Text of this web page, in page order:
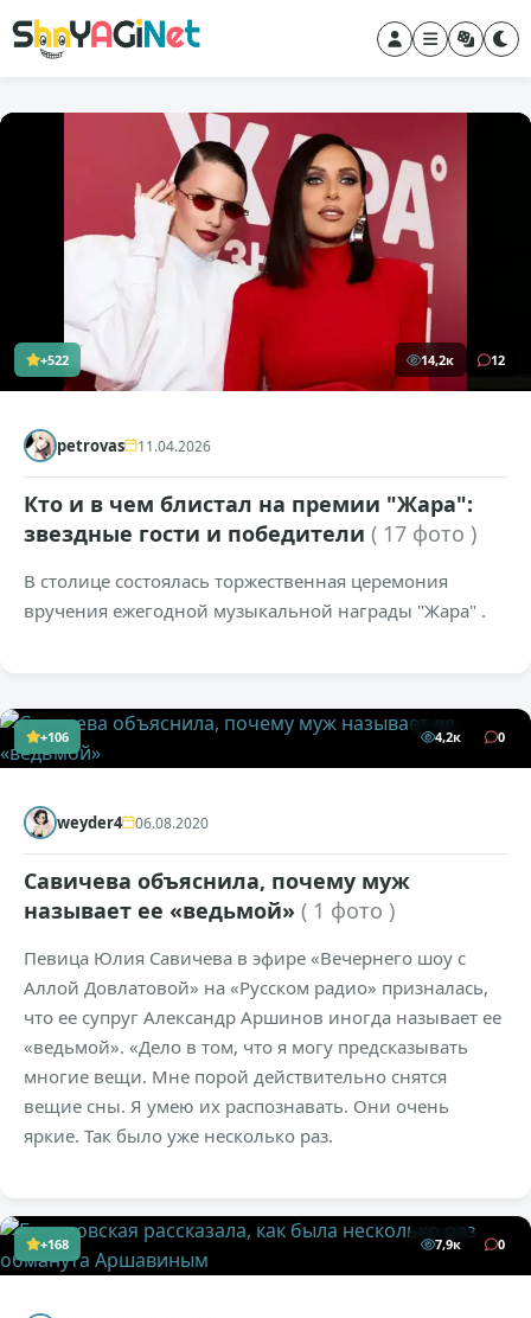
+522 14,2к 12
petrovas 11.04.2026
Кто и в чем блистал на премии "Жара":
звездные гости и победители ( 17 фото )
В столице состоялась торжественная церемония
вручения ежегодной музыкальной награды "Жара" .
+106 4,2к 0
weyder4 06.08.2020
Савичева объяснила, почему муж
называет ее «ведьмой» ( 1 фото )
Певица Юлия Савичева в эфире «Вечернего шоу с
Аллой Довлатовой» на «Русском радио» призналась,
что ее супруг Александр Аршинов иногда называет ее
«ведьмой». «Дело в том, что я могу предсказывать
многие вещи. Мне порой действительно снятся
вещие сны. Я умею их распознавать. Они очень
яркие. Так было уже несколько раз.
+168 7,9к 0